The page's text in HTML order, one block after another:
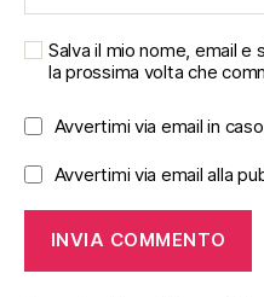
Salva il mio nome, email
la prossima volta che
Avvertimi via email in
Avvertimi via email alla